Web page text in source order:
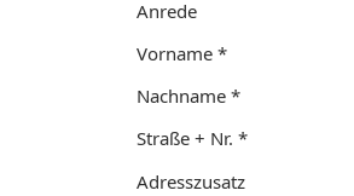
Anrede
Vorname *
Nachname *
Straße + Nr. *
Adresszusatz